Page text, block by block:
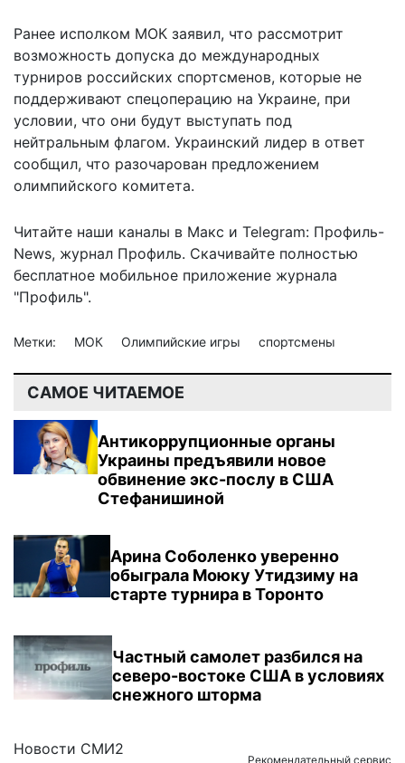
Ранее исполком МОК заявил, что рассмотрит
возможность допуска до международных
турниров российских спортсменов, которые не
поддерживают спецоперацию на Украине, при
условии, что они будут выступать под
нейтральным флагом. Украинский лидер в ответ
сообщил, что разочарован предложением
олимпийского комитета.
Читайте наши каналы в Макс и Telegram: Профиль-
News, журнал Профиль. Скачивайте полностью
бесплатное мобильное приложение журнала
"Профиль".
Метки: МОК Олимпийские игры спортсмены
САМОЕ ЧИТАЕМОЕ
Антикоррупционные органы
Украины предъявили новое
обвинение экс-послу в США
Стефанишиной
Арина Соболенко уверенно
обыграла Моюку Утидзиму на
старте турнира в Торонто
Частный самолет разбился на
северо-востоке США в условиях
снежного шторма
Новости СМИ2
Рекомендательный сервис